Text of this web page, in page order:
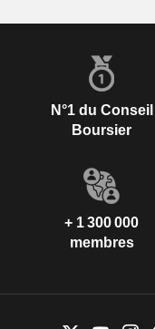
N°1 du Conseil
Boursier
+ 1 300 000
membres